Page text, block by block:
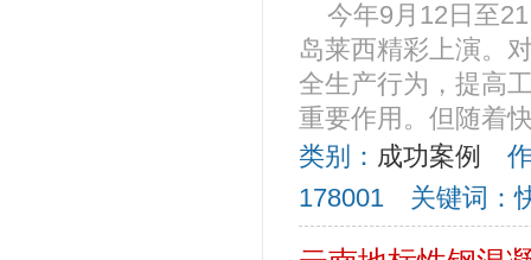
今年9月12日至
岛莱西精彩上演。
全生产行为，提高
重要作用。但随着
类别： 成功案例
作
178001 关键词：